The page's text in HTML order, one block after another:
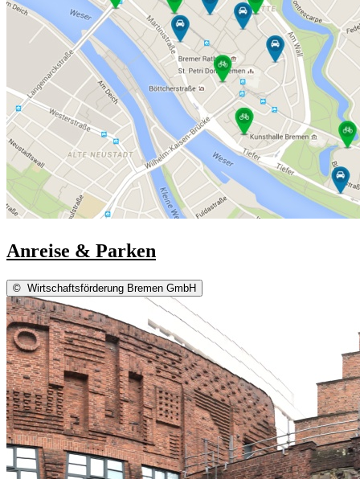
Anreise & Parken
© Wirtschaftsförderung Bremen GmbH